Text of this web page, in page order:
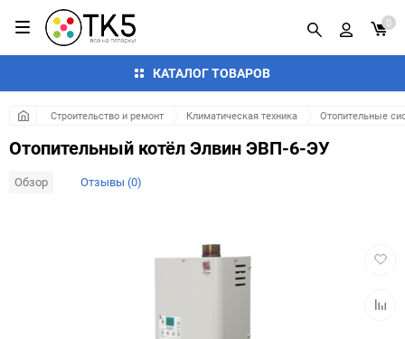
КАТАЛОГ ТОВАРОВ
0
Строительство и ремонт Климатическая техника Отопительные
Отопительный котёл Элвин ЭВП-6-ЭУ
Обзор Отзывы (0)